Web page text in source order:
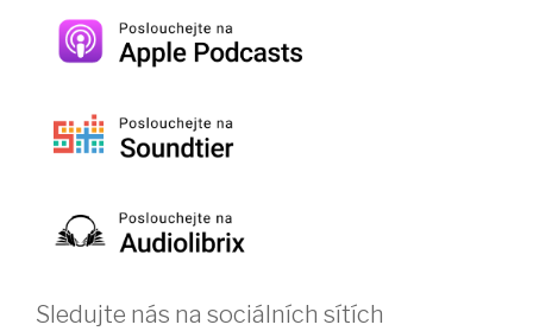
Sledujte nás na sociálních sítích